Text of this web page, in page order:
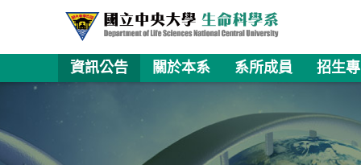
資訊公告 關於本系 系所成員 招生